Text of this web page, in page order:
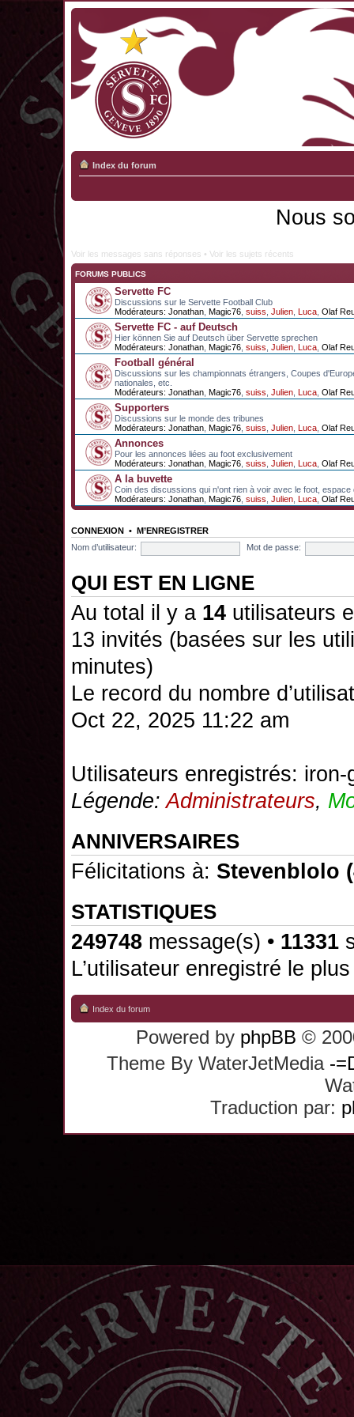
Index du forum
Nous
Voir les messages sans réponses • Voir les sujets récents
FORUMS PUBLICS
Servette FC
Discussions sur le Servette Football Club
Modérateurs: Jonathan Magic76 suiss Julien Luca Olaf
Servette FC - auf Deutsch
Hier können Sie auf Deutsch über Servette sprechen
Modérateurs: Jonathan Magic76 suiss Julien Luca Olaf
Football général
Discussions sur les championnats étrangers, Coupes
nationales, etc.
Modérateurs: Jonathan Magic76 suiss Julien Luca Olaf
Supporters
Discussions sur le monde des tribunes
Modérateurs: Jonathan Magic76 suiss Julien Luca Olaf
Annonces
Pour les annonces liées au foot exclusivement
Modérateurs: Jonathan Magic76 suiss Julien Luca Olaf
A la buvette
Coin des discussions qui n'ont rien à voir avec le foot, espace
Modérateurs: Jonathan Magic76 suiss Julien Luca Olaf
CONNEXION • M’ENREGISTRER
Nom d’utilisateur:
Mot de passe:
QUI EST EN LIGNE
Au total il y a 14 utilisateurs
13 invités (basées sur les
minutes)
Le record du nombre
Oct 22, 2025 11:22 am
Utilisateurs enregistrés: iron-
Légende:Administrateurs,
ANNIVERSAIRES
Félicitations à: Stevenblolo
STATISTIQUES
249748 message(s) • 11331
L’utilisateur enregistré le
Index du forum
Powered by phpBB ©
Theme By WaterJetMedia -
Traduction par: